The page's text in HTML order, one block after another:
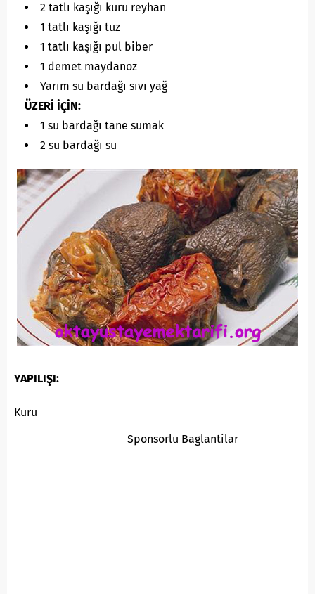
2 tatlı kaşığı kuru reyhan
1 tatlı kaşığı tuz
1 tatlı kaşığı pul biber
1 demet maydanoz
Yarım su bardağı sıvı yağ
ÜZERİ İÇİN:
1 su bardağı tane sumak
2 su bardağı su
YAPILIŞI:
Sponsorlu Baglantilar
Kuru